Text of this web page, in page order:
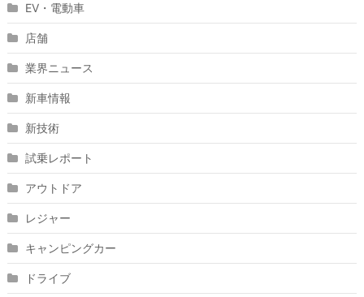
EV・電動車
店舗
業界ニュース
新車情報
新技術
試乗レポート
アウトドア
レジャー
キャンピングカー
ドライブ